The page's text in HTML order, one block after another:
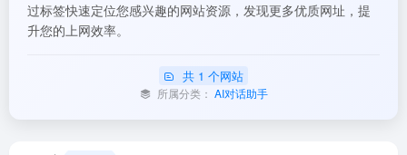
过标签快速定位您感兴趣的网站资源，发现更多优质网址，提
升您的上网效率。
共 1 个网站
所属分类： AI对话助手